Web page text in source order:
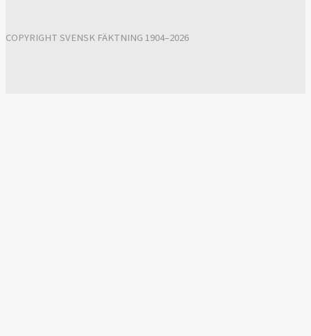
COPYRIGHT SVENSK FÄKTNING 1904–2026